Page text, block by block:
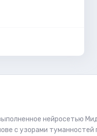
нейросетью
с узорами